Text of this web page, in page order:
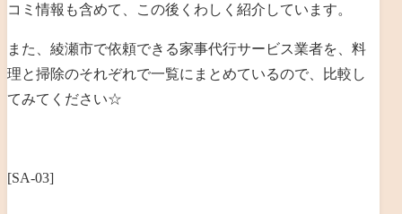
コミ情報も含めて、この後くわしく紹介しています。
また、綾瀬市で依頼できる家事代行サービス業者を、料
理と掃除のそれぞれで一覧にまとめているので、比較し
てみてください☆
[SA-03]